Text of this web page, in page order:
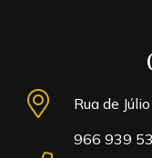
Rua de
966 939